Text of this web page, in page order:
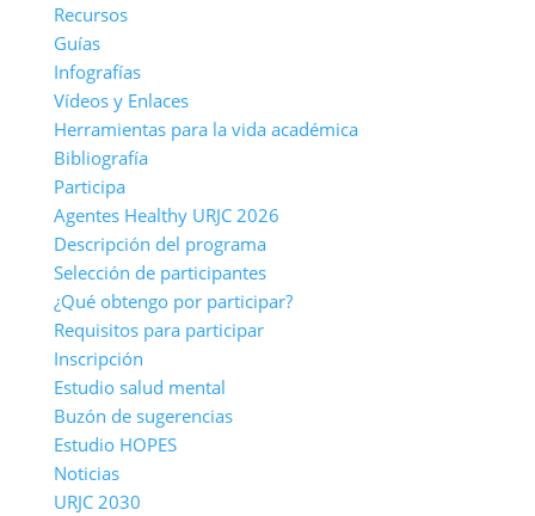
Recursos
Guías
Infografías
Vídeos y Enlaces
Herramientas para la vida académica
Bibliografía
Participa
Agentes Healthy URJC 2026
Descripción del programa
Selección de participantes
¿Qué obtengo por participar?
Requisitos para participar
Inscripción
Estudio salud mental
Buzón de sugerencias
Estudio HOPES
Noticias
URJC 2030